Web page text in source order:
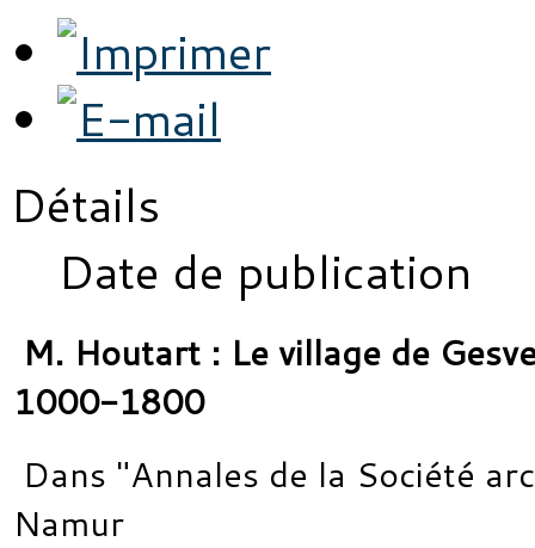
Détails
Date de publication
M. Houtart : Le village de
1000-1800
Dans "Annales de la Société
Namur